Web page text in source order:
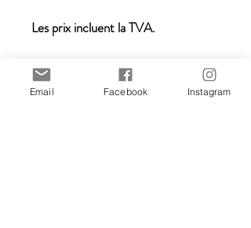
Les prix incluent la TVA.
Email Facebook Instagram